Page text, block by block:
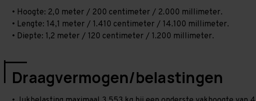
• Hoogte: 2,0 meter / 200 centimeter / 2.000 millimeter.
• Lengte: 14,1 meter / 1.410 centimeter / 14.100 millimeter.
• Diepte: 1,2 meter / 120 centimeter / 1.200 millimeter.
Draagvermogen/belastingen